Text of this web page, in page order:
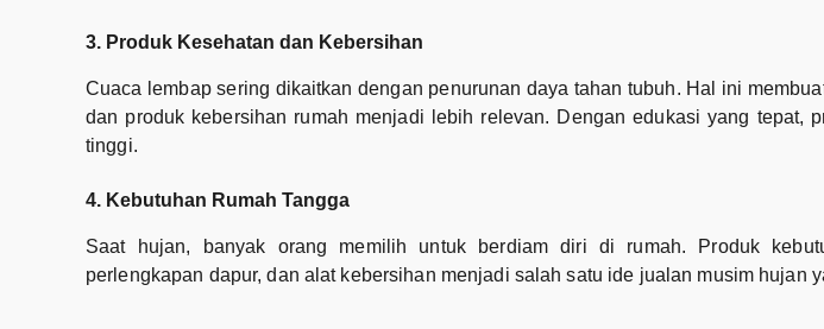
3. Produk Kesehatan dan Kebersihan
Cuaca lembap sering dikaitkan dengan penurunan daya tahan tubuh. Hal ini
dan produk kebersihan rumah menjadi lebih relevan. Dengan edukasi yang tepat,
tinggi.
4. Kebutuhan Rumah Tangga
Saat hujan, banyak orang memilih untuk berdiam diri di rumah. Produk
perlengkapan dapur, dan alat kebersihan menjadi salah satu ide jualan musim hujan